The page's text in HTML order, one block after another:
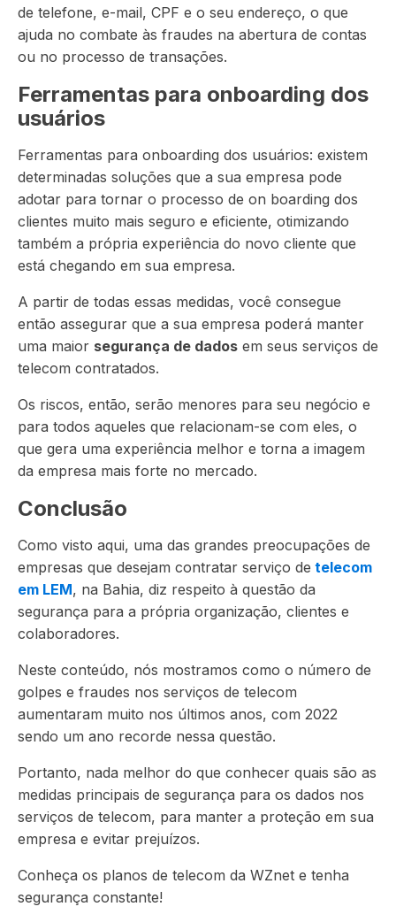
de telefone, e-mail, CPF e o seu endereço, o que
ajuda no combate às fraudes na abertura de contas
ou no processo de transações.
Ferramentas para onboarding dos
usuários
Ferramentas para onboarding dos usuários: existem
determinadas soluções que a sua empresa pode
adotar para tornar o processo de on boarding dos
clientes muito mais seguro e eficiente, otimizando
também a própria experiência do novo cliente que
está chegando em sua empresa.
A partir de todas essas medidas, você consegue
então assegurar que a sua empresa poderá manter
uma maior segurança de dados em seus serviços de
telecom contratados.
Os riscos, então, serão menores para seu negócio e
para todos aqueles que relacionam-se com eles, o
que gera uma experiência melhor e torna a imagem
da empresa mais forte no mercado.
Conclusão
Como visto aqui, uma das grandes preocupações de
empresas que desejam contratar serviço de telecom
em LEM, na Bahia, diz respeito à questão da
segurança para a própria organização, clientes e
colaboradores.
Neste conteúdo, nós mostramos como o número de
golpes e fraudes nos serviços de telecom
aumentaram muito nos últimos anos, com 2022
sendo um ano recorde nessa questão.
Portanto, nada melhor do que conhecer quais são as
medidas principais de segurança para os dados nos
serviços de telecom, para manter a proteção em sua
empresa e evitar prejuízos.
Conheça os planos de telecom da WZnet e tenha
segurança constante!